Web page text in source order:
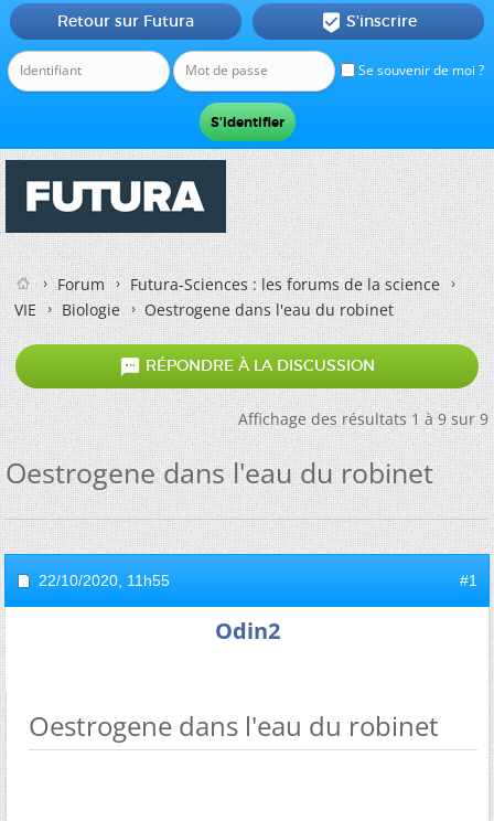
Se souvenir de moi ?
Retour sur Futura  S'inscrire
Forum
Futura-Sciences : les forums de la science
VIE
Biologie Oestrogene dans l'eau du robinet
 RÉPONDRE À LA DISCUSSION
Affichage des résultats 1 à 9 sur 9
Oestrogene dans l'eau du robinet
22/10/2020, 11h55 #1
Odin2
Oestrogene dans l'eau du robinet